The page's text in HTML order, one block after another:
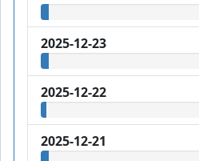
2025-12-23
2025-12-22
2025-12-21